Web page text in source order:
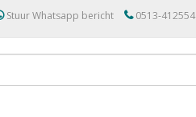
Stuur Whatsapp bericht 0513-412554